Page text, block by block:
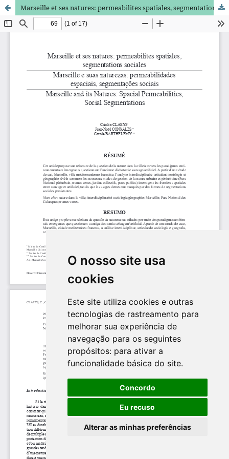
O nosso site usa
cookies
Este site utiliza cookies e outras
tecnologias de rastreamento para
melhorar sua experiência de
navegação para os seguintes
propósitos: para ativar a
funcionalidade básica do site.
Concordo
Eu recuso
Alterar as minhas preferências
Marseille et ses natures: permeabilites spatiales, segmentations sociales